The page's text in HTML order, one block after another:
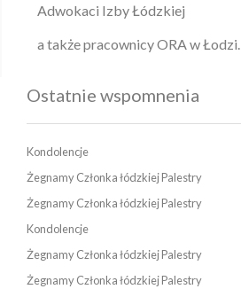
Adwokaci Izby Łódzkiej
a także pracownicy ORA w Łodzi.
Ostatnie wspomnenia
Kondolencje
Żegnamy Członka łódzkiej Palestry
Żegnamy Członka łódzkiej Palestry
Kondolencje
Żegnamy Członka łódzkiej Palestry
Żegnamy Członka łódzkiej Palestry